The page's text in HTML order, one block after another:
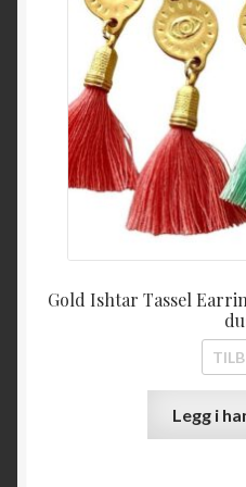
Gold Ishtar Tassel
Legg i